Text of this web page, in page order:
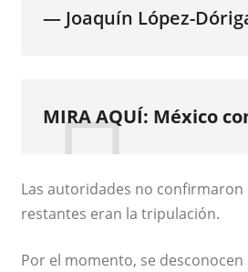
— Joaquín López-
MIRA AQUÍ: México
Las autoridades no
restantes eran la tripulación.
Por el momento, se